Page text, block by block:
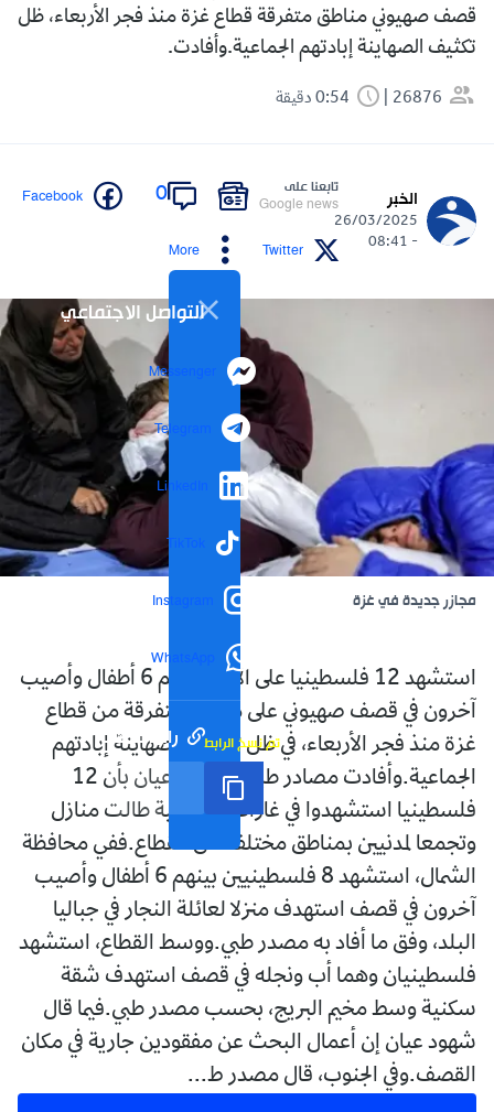
قصف صهيوني مناطق متفرقة قطاع غزة منذ فجر الأربعاء، ظل
تكثيف الصهاينة إبادتهم الجماعية.وأفادت.
26876
الخبر
26/03/2025
- 08:41
تابعنا على
Google news
0
Facebook
Twitter
More
التواصل الاجتماعي
Messenger
Telegram
LinkedIn
TikTok
Instagram
WhatsApp
رابط مختصر تم نسخ الرابط
مجازر جديدة في غزة
استشهد 12 فلسطينيا على الأقل بينهم 6 أطفال وأصيب
آخرون في قصف صهيوني على مناطق متفرقة من قطاع
غزة منذ فجر الأربعاء، في ظل تكثيف الصهاينة إبادتهم
الجماعية.وأفادت مصادر طبية وشهود عيان بأن 12
فلسطينيا استشهدوا في غارات صهيونية طالت منازل
وتجمعا لمدنيين بمناطق مختلفة من القطاع.ففي محافظة
الشمال، استشهد 8 فلسطينيين بينهم 6 أطفال وأصيب
آخرون في قصف استهدف منزلا لعائلة النجار في جباليا
البلد، وفق ما أفاد به مصدر طبي.ووسط القطاع، استشهد
فلسطينيان وهما أب ونجله في قصف استهدف شقة
سكنية وسط مخيم البريج، بحسب مصدر طبي.فيما قال
شهود عيان إن أعمال البحث عن مفقودين جارية في مكان
القصف.وفي الجنوب، قال مصدر ط...